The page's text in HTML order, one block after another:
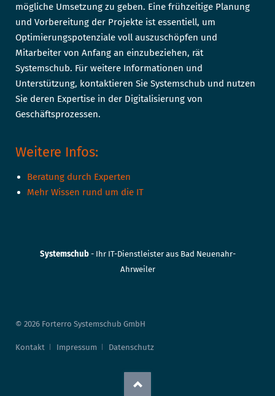
mögliche Umsetzung zu geben. Eine frühzeitige Planung
und Vorbereitung der Projekte ist essentiell, um
Optimierungspotenziale voll auszuschöpfen und
Mitarbeiter von Anfang an einzubeziehen, rät
Systemschub. Für weitere Informationen und
Unterstützung, kontaktieren Sie Systemschub und nutzen
Sie deren Expertise in der Digitalisierung von
Geschäftsprozessen.
Weitere Infos:
Beratung durch Experten
Mehr Wissen rund um die IT
Systemschub- Ihr IT-Dienstleister aus Bad Neuenahr-
Ahrweiler
© 2026 Forterro Systemschub GmbH
Kontakt Impressum Datenschutz